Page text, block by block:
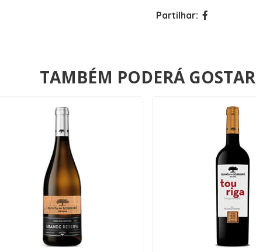
Partilhar:
TAMBÉM PODERÁ GOSTAR